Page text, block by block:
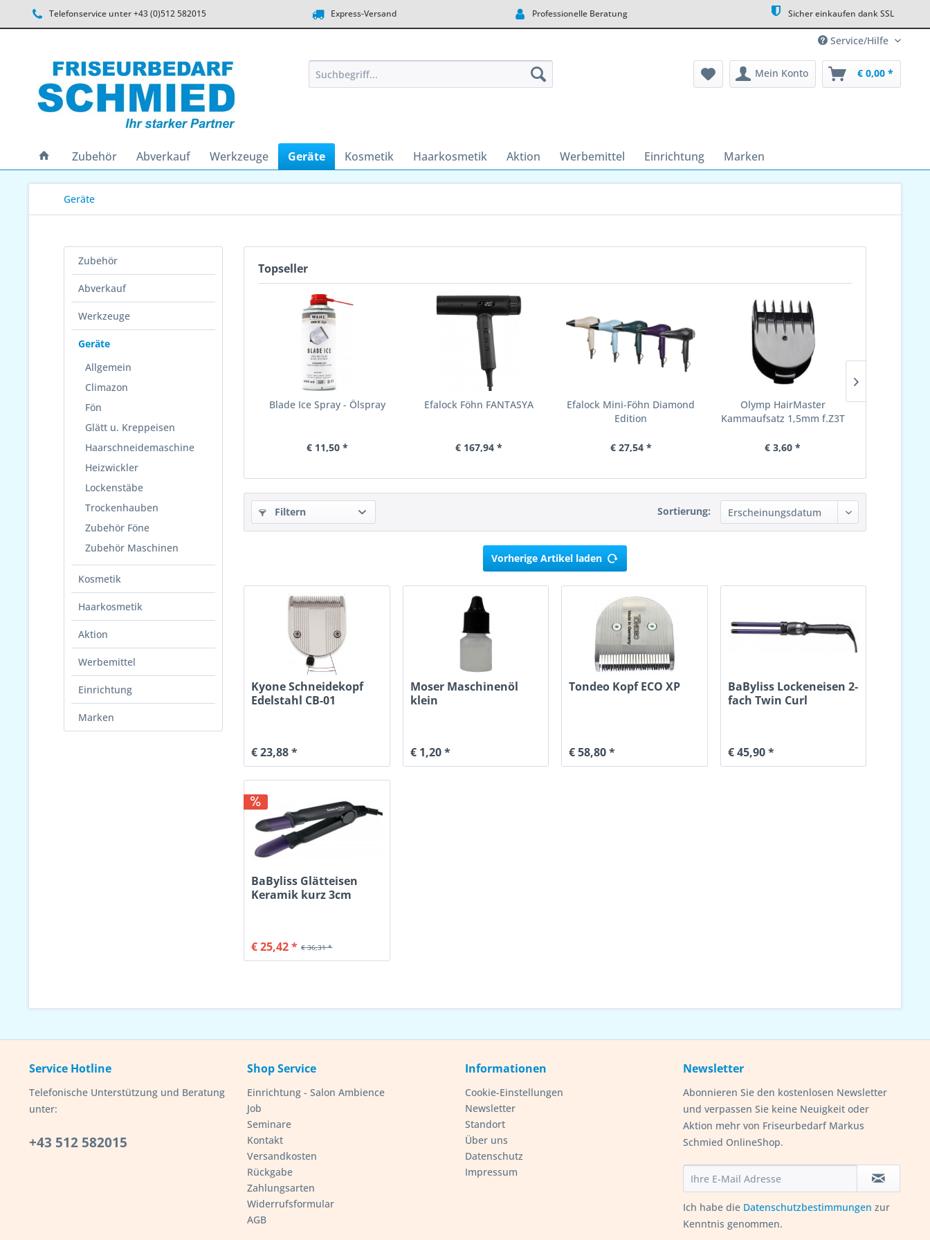
Telefonservice unter +43 (0)512 582015 Express-Versand Professionelle Beratung Sicher einkaufen dank SSL
Service/Hilfe
Mein Konto € 0,00 *
Zubehör Abverkauf Werkzeuge Geräte Kosmetik Haarkosmetik Aktion Werbemittel Einrichtung Marken
Geräte
Zubehör
Abverkauf
Werkzeuge
Geräte
Allgemein
Climazon
Fön
Glätt u. Kreppeisen
Haarschneidemaschine
Heizwickler
Lockenstäbe
Trockenhauben
Zubehör Föne
Zubehör Maschinen
Kosmetik
Haarkosmetik
Aktion
Werbemittel
Einrichtung
Marken
Topseller
Blade Ice Spray - Ölspray
€ 11,50 *
Efalock Föhn FANTASYA
€ 167,94 *
Efalock Mini-Föhn Diamond
Edition
€ 27,54 *
Olymp HairMaster
Kammaufsatz 1,5mm f.Z3T
€ 3,60 *
Filtern Sortierung:
Vorherige Artikel laden
Kyone Schneidekopf
Edelstahl CB-01
€ 23,88 *
Moser Maschinenöl
klein
€ 1,20 *
Tondeo Kopf ECO XP
€ 58,80 *
BaByliss Lockeneisen 2-
fach Twin Curl
€ 45,90 *
BaByliss Glätteisen
Keramik kurz 3cm
€ 36,31 *
€ 25,42 *
Service Hotline
Telefonische Unterstützung und Beratung
unter:
+43 512 582015
Shop Service
Einrichtung - Salon Ambience
Job
Seminare
Kontakt
Versandkosten
Rückgabe
Zahlungsarten
Widerrufsformular
AGB
Informationen
Cookie-Einstellungen
Newsletter
Standort
Über uns
Datenschutz
Impressum
Newsletter
Abonnieren Sie den kostenlosen Newsletter
und verpassen Sie keine Neuigkeit oder
Aktion mehr von Friseurbedarf Markus
Schmied OnlineShop.
Ich habe die Datenschutzbestimmungen zur
Kenntnis genommen.